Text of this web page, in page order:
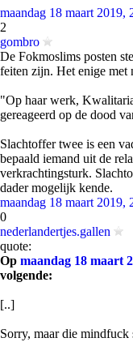
maandag 18 maart 2019,
2
gombro
De Fokmoslims posten
feiten zijn. Het enige met
"Op haar werk,
gereageerd op de dood
Slachtoffer twee is een
bepaald iemand uit de
verkrachtingsturk.
dader mogelijk kende.
maandag 18 maart 2019,
0
nederlandertjes.gallen
quote:
Op maandag 18 maart
volgende:
[..]
Sorry, maar die